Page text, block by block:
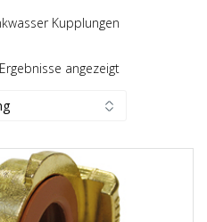
Kupplungen
angezeigt